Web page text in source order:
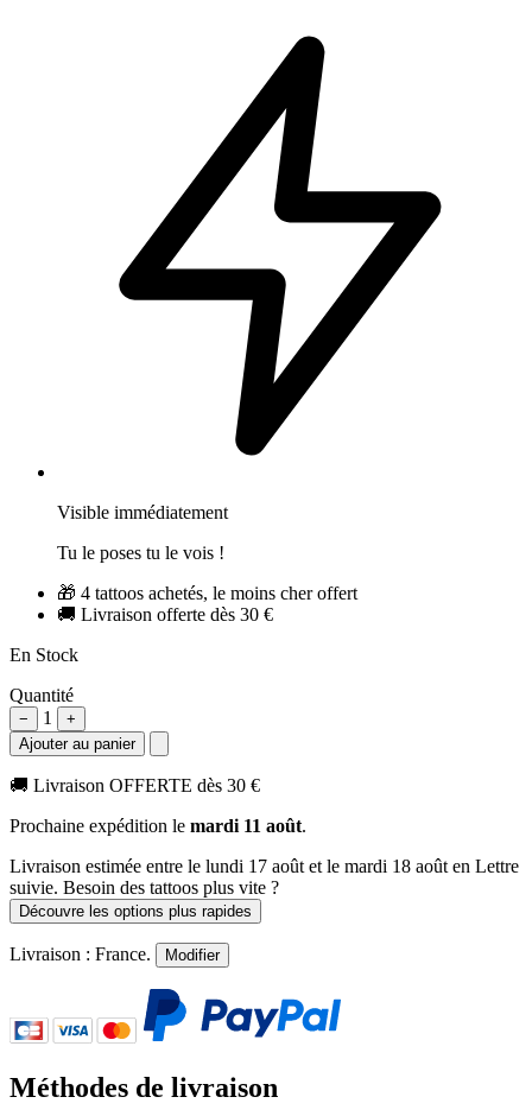
Visible immédiatement
Tu le poses tu le vois !
🎁 4 tattoos achetés, le moins cher offert
🚚 Livraison offerte dès 30 €
En Stock
Quantité
− 1
+
Ajouter au panier
🚚 Livraison OFFERTE dès 30 €
Prochaine expédition le mardi 11 août.
Livraison estimée entre le lundi 17 août et le mardi 18 août en Lettre
suivie. Besoin des tattoos plus vite ?
Découvre les options plus rapides
Livraison : France. Modifier
Méthodes de livraison